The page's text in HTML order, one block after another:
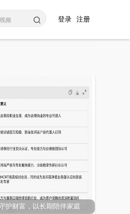
注册
登录
护财富，以长期陪伴家庭